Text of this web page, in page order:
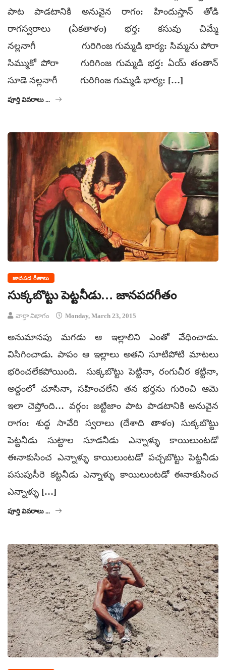
పాట పాడటానికి అనువైన రాగం: హిందుస్తాన్ తోడి
రాగస్వరాలు (ఏకతాళం) భర్త: కసువు చిమ్మే
నల్లనాగీ గురిగింజ గుమ్మడి భార్య: సిమ్మను పోరా
సిమ్ముకో పోరా గురిగింజ గుమ్మడి భర్త: ఏయ్ తంతాన్
సూడె నల్లనాగీ గురిగింజ గుమ్మడి భార్య: […]
పూర్తి వివరాలు ...
జానపద గీతాలు
సుక్కబొట్టు పెట్టనీడు… జానపదగీతం
వార్తా విభాగం Monday, March 23, 2015
అనుమానపు మగడు ఆ ఇల్లాలిని ఎంతో వేధించాడు.
విసిగించాడు. పాపం ఆ ఇల్లాలు అతని సూటిపోటి మాటలు
భరించలేకపోయింది. సుక్కబొట్టు పెట్టినా, రంగుచీర కట్టినా,
అద్దంలో చూసినా, సహించలేని తన భర్తను గురించి ఆమె
ఇలా చెప్తోంది… వర్గం: జట్టిజాం పాట పాడటానికి అనువైన
రాగం: శుద్ధ సావేరి స్వరాలు (దేశాది తాళం) సుక్కబొట్టు
పెట్టనీడు సుట్టాల సూడనీడు ఎన్నాళ్ళు కాయిలుంటడో
ఈనాకుసించ ఎన్నాళ్ళు కాయిలుంటడో పచ్చబొట్టు పెట్టనీడు
పసుపుసీరె కట్టనీడు ఎన్నాళ్ళు కాయిలుంటడో ఈనాకుసించ
ఎన్నాళ్ళు […]
పూర్తి వివరాలు ...